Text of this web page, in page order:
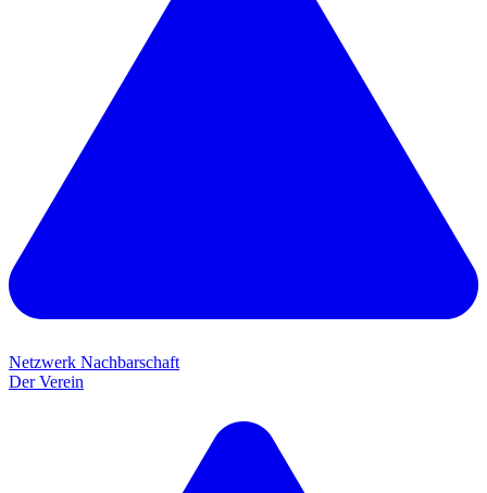
Netzwerk Nachbarschaft
Der Verein